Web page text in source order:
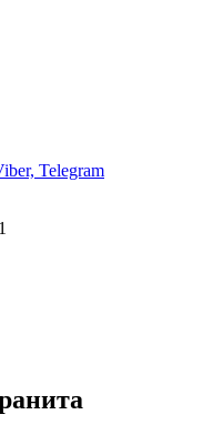
Telegram